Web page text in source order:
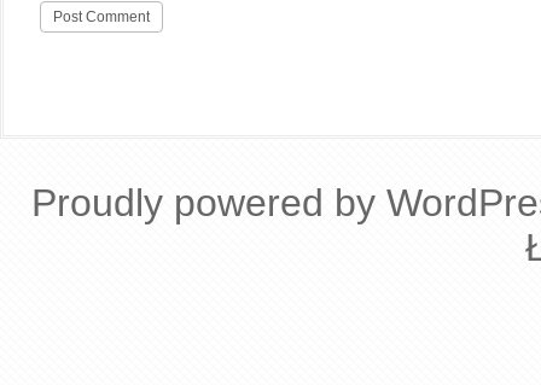
Proudly powered by